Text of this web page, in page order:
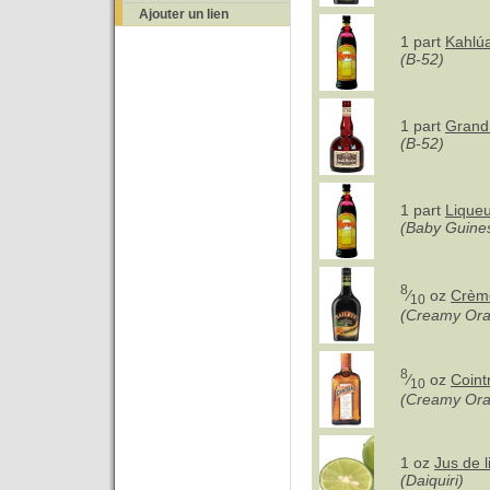
Ajouter un lien
1 part
(B-52)
1 part
(B-52)
1 part
(Baby
8⁄10 oz
(Creamy
8⁄10 oz
(Creamy
1 oz Jus de
(Daiquiri)